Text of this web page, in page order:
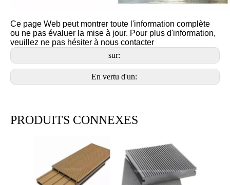
Ce page Web peut montrer toute l'information complète
ou ne pas évaluer la mise à jour. Pour plus d'information,
veuillez ne pas hésiter à nous contacter
sur:
En vertu d'un:
PRODUITS CONNEXES